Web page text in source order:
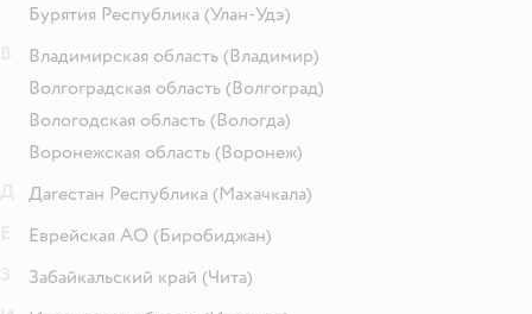
Бурятия Республика (Улан-Удэ)
Владимирская область (Владимир)
Волгоградская область (Волгоград)
Вологодская область (Вологда)
Воронежская область (Воронеж)
Дагестан Республика (Махачкала)
Еврейская АО (Биробиджан)
Забайкальский край (Чита)